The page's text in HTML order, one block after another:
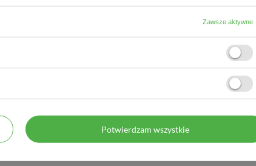
Zawsze aktywne
Potwierdzam wszystkie